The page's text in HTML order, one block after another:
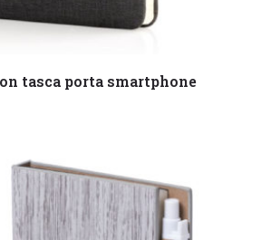
Leggi tutto
tasca porta smartphone